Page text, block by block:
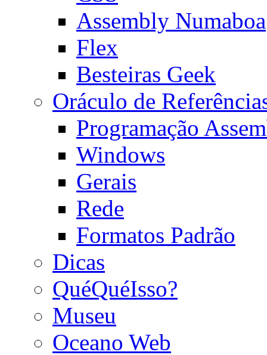
Assembly Numaboa
Flex
Besteiras Geek
Oráculo de
Programação
Windows
Gerais
Rede
Formatos Padrão
Dicas
QuéQuéIsso?
Museu
Oceano Web